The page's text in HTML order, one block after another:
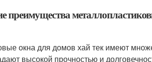
преимущества
окна для домов хай тек имеют
высокой прочностью и